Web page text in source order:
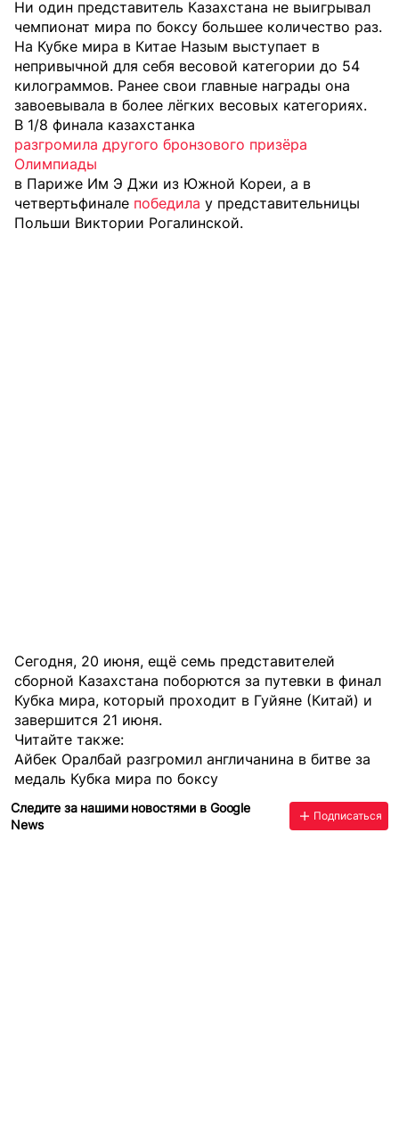
Ни один представитель Казахстана не выигрывал
чемпионат мира по боксу большее количество раз.
На Кубке мира в Китае Назым выступает в
непривычной для себя весовой категории до 54
килограммов. Ранее свои главные награды она
завоевывала в более лёгких весовых категориях.
В 1/8 финала казахстанка
разгромила другого бронзового призёра
Олимпиады
в Париже Им Э Джи из Южной Кореи, а в
четвертьфинале победила у представительницы
Польши Виктории Рогалинской.
Сегодня, 20 июня, ещё семь представителей
сборной Казахстана поборются за путевки в финал
Кубка мира, который проходит в Гуйяне (Китай) и
завершится 21 июня.
Читайте также:
Айбек Оралбай разгромил англичанина в битве за
медаль Кубка мира по боксу
Следите за нашими новостями в Google
News
Подписаться